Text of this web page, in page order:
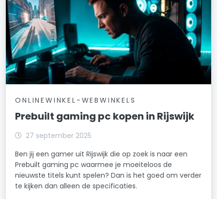
ONLINEWINKEL-WEBWINKELS
Prebuilt gaming pc kopen in Rijswijk
27 september 2025
Ben jij een gamer uit Rijswijk die op zoek is naar een
Prebuilt gaming pc waarmee je moeiteloos de
nieuwste titels kunt spelen? Dan is het goed om verder
te kijken dan alleen de specificaties.